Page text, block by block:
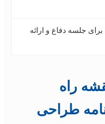
برای جلسه دفاع و ارائه
راه
طراحی